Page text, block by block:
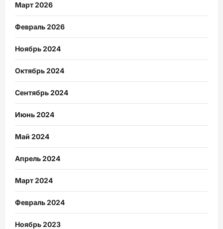
Март 2026
Февраль 2026
Ноябрь 2024
Октябрь 2024
Сентябрь 2024
Июнь 2024
Май 2024
Апрель 2024
Март 2024
Февраль 2024
Ноябрь 2023